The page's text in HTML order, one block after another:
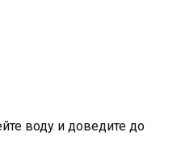
воду и доведите до